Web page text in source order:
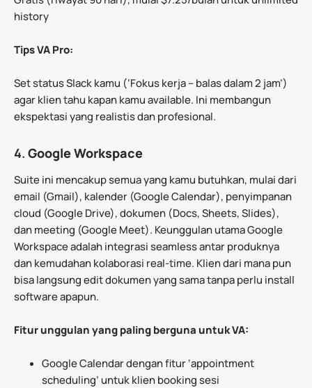
history
Tips VA Pro:
Set status Slack kamu (‘Fokus kerja – balas dalam 2 jam’)
agar klien tahu kapan kamu available. Ini membangun
ekspektasi yang realistis dan profesional.
4. Google Workspace
Suite ini mencakup semua yang kamu butuhkan, mulai dari
email (Gmail), kalender (Google Calendar), penyimpanan
cloud (Google Drive), dokumen (Docs, Sheets, Slides),
dan meeting (Google Meet). Keunggulan utama Google
Workspace adalah integrasi seamless antar produknya
dan kemudahan kolaborasi real-time. Klien dari mana pun
bisa langsung edit dokumen yang sama tanpa perlu install
software apapun.
Fitur unggulan yang paling berguna untuk VA:
Google Calendar dengan fitur ‘appointment
scheduling’ untuk klien booking sesi